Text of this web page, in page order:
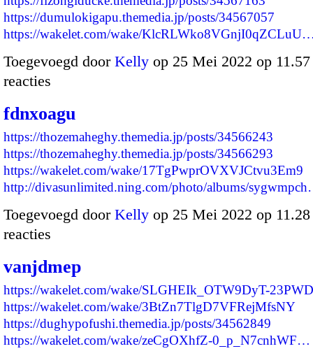
https://dumulokigapu.themedia.jp/posts/34567057
https://wakelet.com/wake/
Toegevoegd door Kelly op 25 Mei 2022 op
reacties
fdnxoagu
https://thozemaheghy.themedia.jp/posts/34566243
https://thozemaheghy.themedia.jp/posts/34566293
https://wakelet.com/wake/17TgPwprOVXVJCtvu3Em9
http://divasunlimited.ning.com/photo/albums/
Toegevoegd door Kelly op 25 Mei 2022 op
reacties
vanjdmep
https://wakelet.com/wake/SLGHEIk_OTW9DyT-23PWD
https://wakelet.com/wake/3BtZn7TlgD7VFRejMfsNY
https://dughypofushi.themedia.jp/posts/34562849
https://wakelet.com/wake/zeCgOXhfZ-0_p_N7cnhWF…